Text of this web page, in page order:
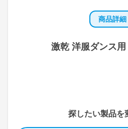
商品詳細
激乾 洋服ダンス
探したい製品を